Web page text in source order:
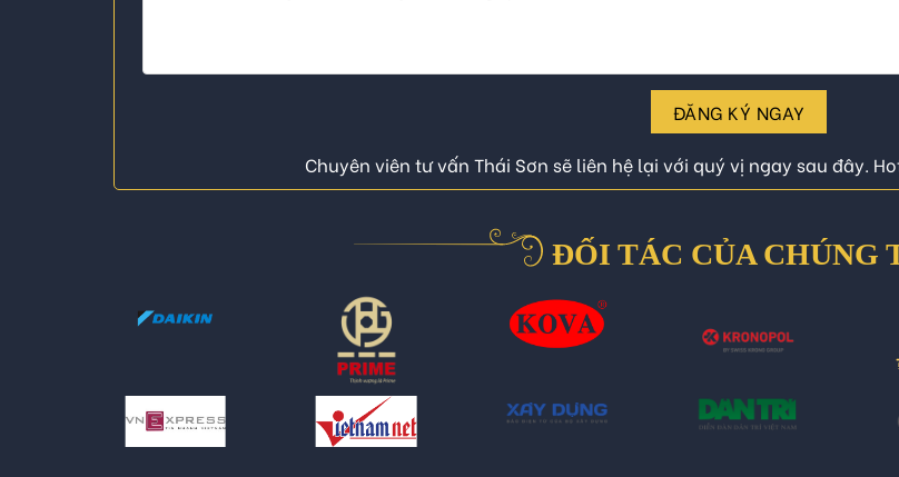
ĐĂNG KÝ NGAY
Chuyên viên tư vấn Thái Sơn sẽ liên hệ lại với quý vị ngay sau đây.
ĐỐI TÁC CỦA CHÚNG